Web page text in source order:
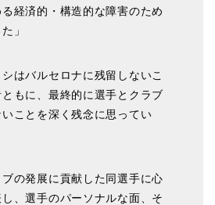
経済的・構造的な障害のため
」
シはバルセロナに残留しないこ
もに、最終的に選手とクラブ
ことを深く残念に思ってい
の発展に貢献した同選手に心
、選手のパーソナルな面、そ